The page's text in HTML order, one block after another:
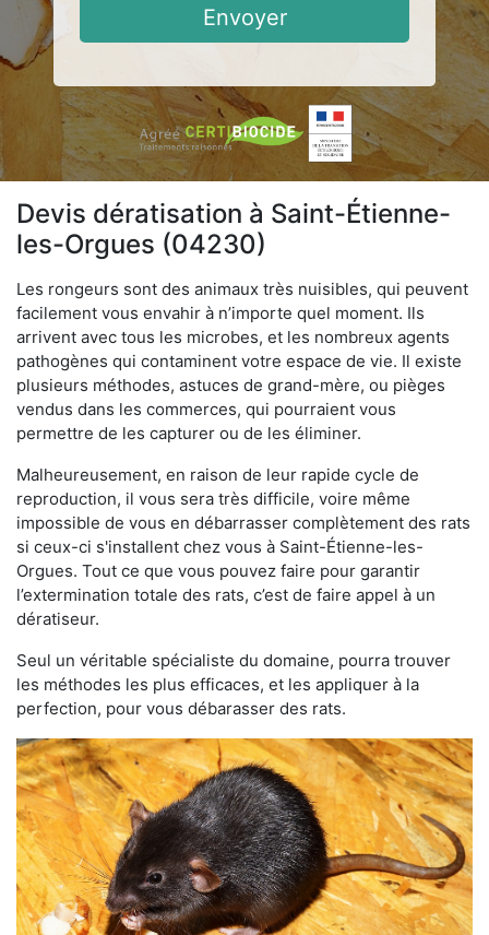
Envoyer
Devis dératisation à Saint-Étienne-
les-Orgues (04230)
Les rongeurs sont des animaux très nuisibles, qui peuvent
facilement vous envahir à n’importe quel moment. Ils
arrivent avec tous les microbes, et les nombreux agents
pathogènes qui contaminent votre espace de vie. Il existe
plusieurs méthodes, astuces de grand-mère, ou pièges
vendus dans les commerces, qui pourraient vous
permettre de les capturer ou de les éliminer.
Malheureusement, en raison de leur rapide cycle de
reproduction, il vous sera très difficile, voire même
impossible de vous en débarrasser complètement des rats
si ceux-ci s'installent chez vous à Saint-Étienne-les-
Orgues. Tout ce que vous pouvez faire pour garantir
l’extermination totale des rats, c’est de faire appel à un
dératiseur.
Seul un véritable spécialiste du domaine, pourra trouver
les méthodes les plus efficaces, et les appliquer à la
perfection, pour vous débarasser des rats.